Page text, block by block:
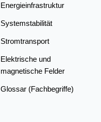
Energieinfrastruktur
Systemstabilität
Stromtransport
Elektrische und
magnetische Felder
Glossar (Fachbegriffe)